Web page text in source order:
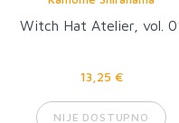
Witch Hat Atelier, vol.
13,25 €
NIJE DOSTUPNO